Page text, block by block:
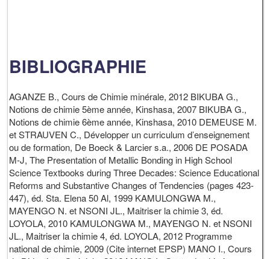
BIBLIOGRAPHIE
AGANZE B., Cours de Chimie minérale, 2012 BIKUBA G.,
Notions de chimie 5ème année, Kinshasa, 2007 BIKUBA G.,
Notions de chimie 6ème année, Kinshasa, 2010 DEMEUSE M.
et STRAUVEN C., Développer un curriculum d’enseignement
ou de formation, De Boeck & Larcier s.a., 2006 DE POSADA
M-J, The Presentation of Metallic Bonding in High School
Science Textbooks during Three Decades: Science Educational
Reforms and Substantive Changes of Tendencies (pages 423-
447), éd. Sta. Elena 50 Al, 1999 KAMULONGWA M.,
MAYENGO N. et NSONI JL., Maitriser la chimie 3, éd.
LOYOLA, 2010 KAMULONGWA M., MAYENGO N. et NSONI
JL., Maitriser la chimie 4, éd. LOYOLA, 2012 Programme
national de chimie, 2009 (Cite internet EPSP) MANO I., Cours